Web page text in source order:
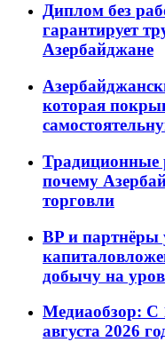
Диплом без
гарантирует
Азербайджане
которая
Традиционные
почему
торговли
BP и партнёры
добычу на
Медиаобзор: С
августа 2026